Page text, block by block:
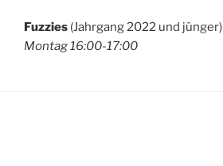
Fuzzies (Jahrgang 2022 und jünger)
Montag 16:00-17:00